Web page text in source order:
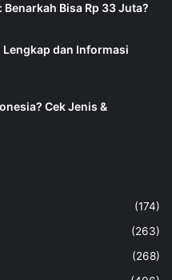
Bisa Rp 33 Juta?
Lengkap dan Informasi
Cek Jenis &
(174)
(263)
(268)